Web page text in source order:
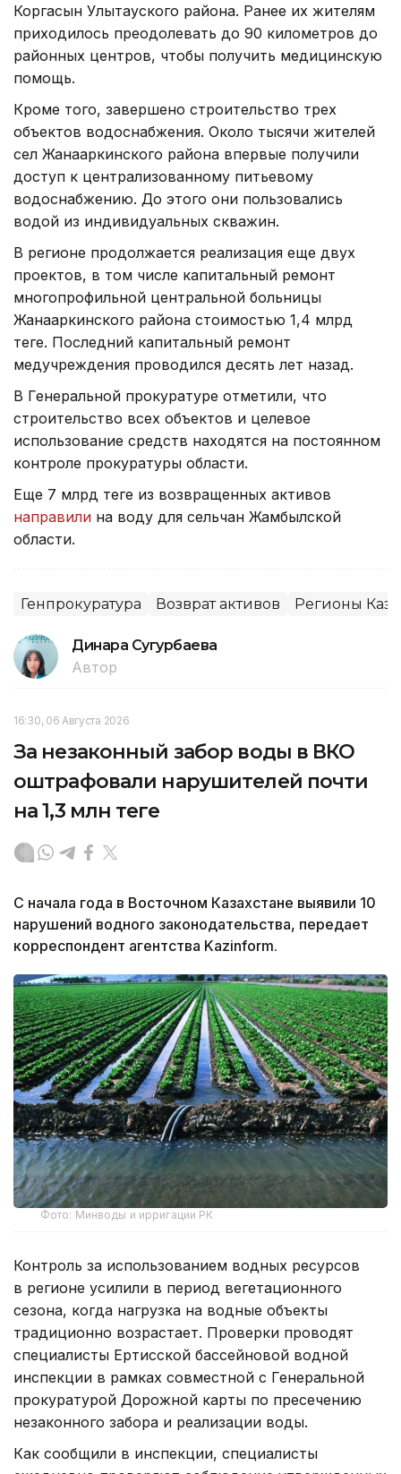
Коргасын Улытауского района. Ранее их жителям
приходилось преодолевать до 90 километров до
районных центров, чтобы получить медицинскую
помощь.
Кроме того, завершено строительство трех
объектов водоснабжения. Около тысячи жителей
сел Жанааркинского района впервые получили
доступ к централизованному питьевому
водоснабжению. До этого они пользовались
водой из индивидуальных скважин.
В регионе продолжается реализация еще двух
проектов, в том числе капитальный ремонт
многопрофильной центральной больницы
Жанааркинского района стоимостью 1,4 млрд
теңге. Последний капитальный ремонт
медучреждения проводился десять лет назад.
В Генеральной прокуратуре отметили, что
строительство всех объектов и целевое
использование средств находятся на постоянном
контроле прокуратуры области.
Еще 7 млрд теңге из возвращенных активов
направили на воду для сельчан Жамбылской
области.
Генпрокуратура Возврат активов Регионы
Динара Сугурбаева
Автор
16:30, 06 Августа 2026
За незаконный забор воды в ВКО
оштрафовали нарушителей почти
на 1,3 млн теңге
С начала года в Восточном Казахстане выявили 10
нарушений водного законодательства, передает
корреспондент агентства Kazinform.
Фото: Минводы и ирригации РК
Контроль за использованием водных ресурсов
в регионе усилили в период вегетационного
сезона, когда нагрузка на водные объекты
традиционно возрастает. Проверки проводят
специалисты Ертисской бассейновой водной
инспекции в рамках совместной с Генеральной
прокуратурой Дорожной карты по пресечению
незаконного забора и реализации воды.
Как сообщили в инспекции, специалисты